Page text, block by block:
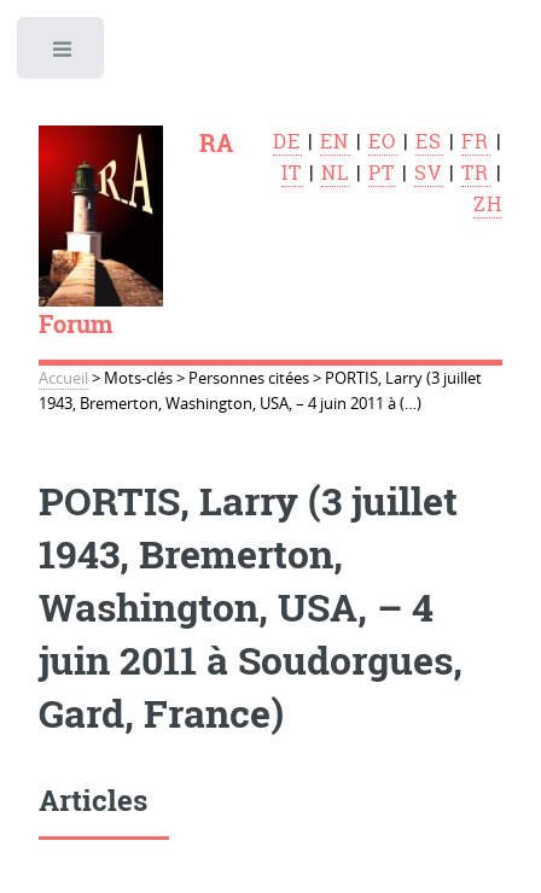
RA
Forum
DE |EN |EO |ES |FR |
IT |NL |PT | SV |TR |
ZH
Accueil > Mots-clés> Personnes citées> PORTIS, Larry (3 juillet
1943, Bremerton, Washington, USA, – 4 juin 2011 à (…)
PORTIS, Larry (3 juillet
1943, Bremerton,
Washington, USA, – 4
juin 2011 à Soudorgues,
Gard, France)
Articles